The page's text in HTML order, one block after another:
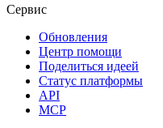
Сервис
Обновления
Центр помощи
Поделиться идеей
Статус платформы
API
MCP